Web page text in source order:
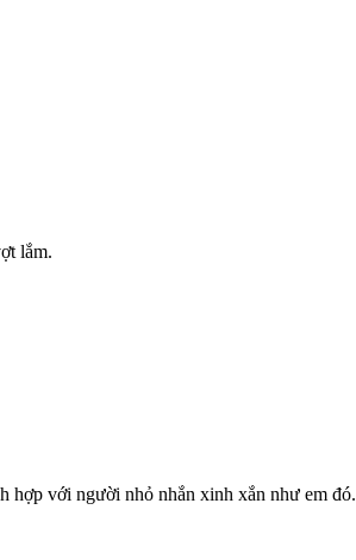
lắm.
hợp với người nhỏ nhắn xinh xắn như em đó.